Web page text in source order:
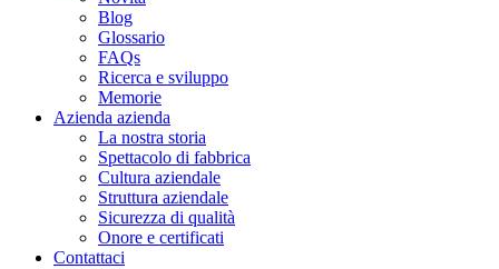
Blog
Glossario
FAQs
Ricerca e sviluppo
Memorie
Azienda azienda
La nostra storia
Spettacolo di fabbrica
Cultura aziendale
Struttura aziendale
Sicurezza di qualità
Onore e certificati
Contattaci